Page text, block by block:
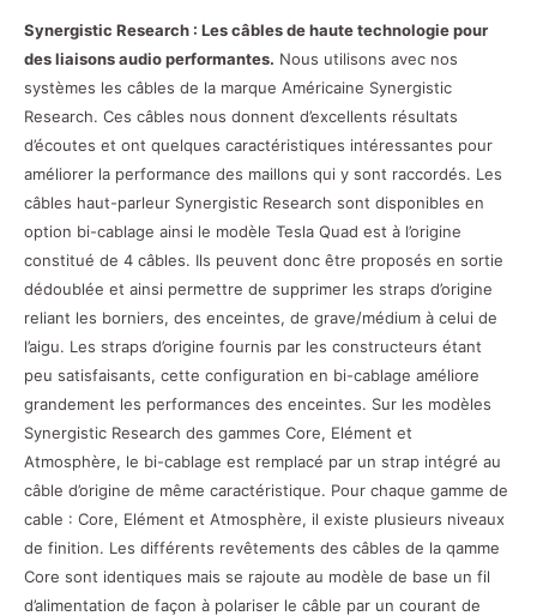
Synergistic Research : Les câbles de haute technologie pour
des liaisons audio performantes. Nous utilisons avec nos
systèmes les câbles de la marque Américaine Synergistic
Research. Ces câbles nous donnent d’excellents résultats
d’écoutes et ont quelques caractéristiques intéressantes pour
améliorer la performance des maillons qui y sont raccordés. Les
câbles haut-parleur Synergistic Research sont disponibles en
option bi-cablage ainsi le modèle Tesla Quad est à l’origine
constitué de 4 câbles. Ils peuvent donc être proposés en sortie
dédoublée et ainsi permettre de supprimer les straps d’origine
reliant les borniers, des enceintes, de grave/médium à celui de
l’aigu. Les straps d’origine fournis par les constructeurs étant
peu satisfaisants, cette configuration en bi-cablage améliore
grandement les performances des enceintes. Sur les modèles
Synergistic Research des gammes Core, Elément et
Atmosphère, le bi-cablage est remplacé par un strap intégré au
câble d’origine de même caractéristique. Pour chaque gamme de
cable : Core, Elément et Atmosphère, il existe plusieurs niveaux
de finition. Les différents revêtements des câbles de la qamme
Core sont identiques mais se rajoute au modèle de base un fil
d’alimentation de façon à polariser le câble par un courant de